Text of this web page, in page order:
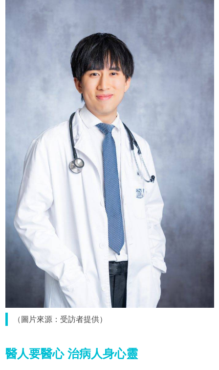
（圖片來源：受訪者提供）
醫人要醫心 治病人身心靈